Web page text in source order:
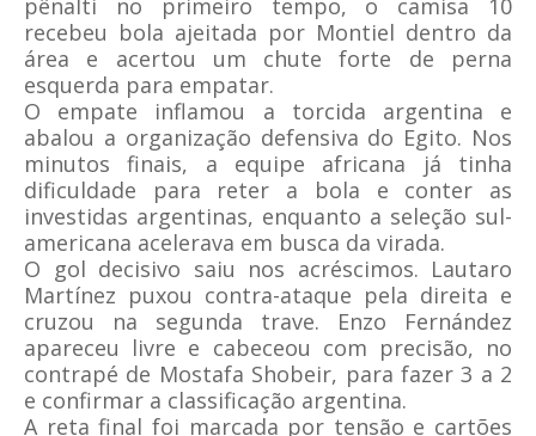
pênalti no primeiro tempo, o camisa 10
recebeu bola ajeitada por Montiel dentro da
área e acertou um chute forte de perna
esquerda para empatar.
O empate inflamou a torcida argentina e
abalou a organização defensiva do Egito. Nos
minutos finais, a equipe africana já tinha
dificuldade para reter a bola e conter as
investidas argentinas, enquanto a seleção sul-
americana acelerava em busca da virada.
O gol decisivo saiu nos acréscimos. Lautaro
Martínez puxou contra-ataque pela direita e
cruzou na segunda trave. Enzo Fernández
apareceu livre e cabeceou com precisão, no
contrapé de Mostafa Shobeir, para fazer 3 a 2
e confirmar a classificação argentina.
A reta final foi marcada por tensão e cartões